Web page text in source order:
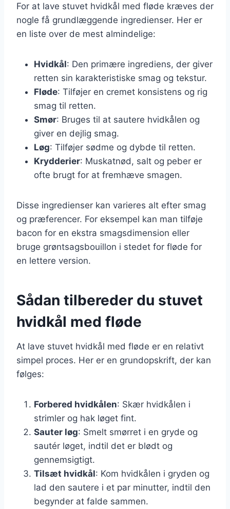
For at lave stuvet hvidkål med fløde kræves der
nogle få grundlæggende ingredienser. Her er
en liste over de mest almindelige:
Hvidkål: Den primære ingrediens, der giver
retten sin karakteristiske smag og tekstur.
Fløde: Tilføjer en cremet konsistens og rig
smag til retten.
Smør: Bruges til at sautere hvidkålen og
giver en dejlig smag.
Løg: Tilføjer sødme og dybde til retten.
Krydderier: Muskatnød, salt og peber er
ofte brugt for at fremhæve smagen.
Disse ingredienser kan varieres alt efter smag
og præferencer. For eksempel kan man tilføje
bacon for en ekstra smagsdimension eller
bruge grøntsagsbouillon i stedet for fløde for
en lettere version.
Sådan tilbereder du stuvet
hvidkål med fløde
At lave stuvet hvidkål med fløde er en relativt
simpel proces. Her er en grundopskrift, der kan
følges:
Forbered hvidkålen: Skær hvidkålen i
strimler og hak løget fint.
Sauter løg: Smelt smørret i en gryde og
sautér løget, indtil det er blødt og
gennemsigtigt.
Tilsæt hvidkål: Kom hvidkålen i gryden og
lad den sautere i et par minutter, indtil den
begynder at falde sammen.